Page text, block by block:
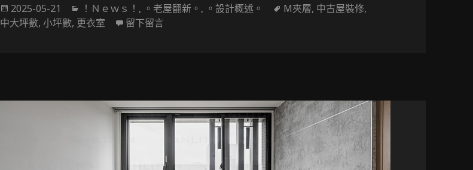
發
佈
2025-05-21
分
類
！Ｎｅｗｓ！ , 。老屋翻新。 , 。設計概述。
標
M夾層, 中古屋裝修,
中大坪數,小坪數, 更衣室 留下留言在 〔設計概述〕不是豪宅也能有專屬更衣室，六種風格一次看